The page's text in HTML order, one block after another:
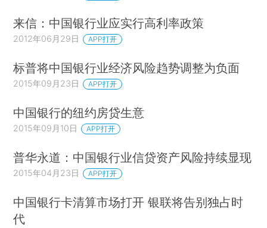
来信：中国银行业应实行高利率政策
2012年06月29日 APP打开
标普将中国银行业经济风险趋势调整为负面
2015年09月23日 APP打开
中国银行的纽约房贷生意
2015年09月10日 APP打开
普华永道：中国银行业信贷资产风险持续显现
2015年04月23日 APP打开
中国银行卡清算市场打开 银联将告别独占时
代